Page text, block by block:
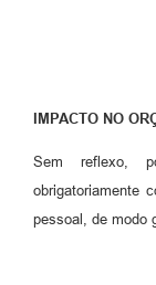
IMPACTO NO
Sem reflexo,
obrigatoriamente
pessoal, de modo